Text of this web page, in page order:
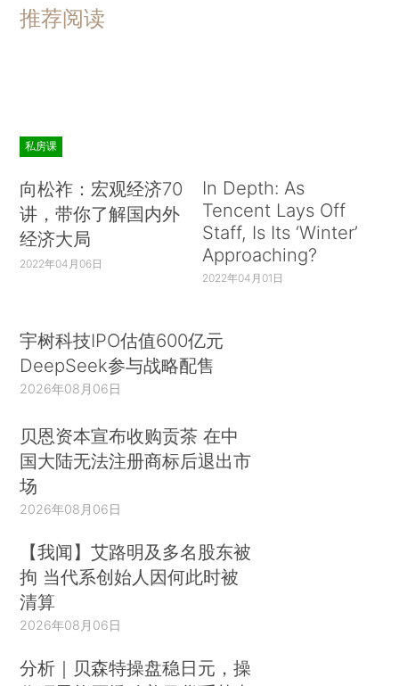
推荐阅读
私房课
向松祚：宏观经济70
讲，带你了解国内外
经济大局
2022年04月06日
In Depth: As
Tencent Lays Off
Staff, Is Its ‘Winter’
Approaching?
2022年04月01日
宇树科技IPO估值600亿元
DeepSeek参与战略配售
2026年08月06日
贝恩资本宣布收购贡茶 在中
国大陆无法注册商标后退出市
场
2026年08月06日
【我闻】艾路明及多名股东被
拘 当代系创始人因何此时被
清算
2026年08月06日
分析｜贝森特操盘稳日元，操